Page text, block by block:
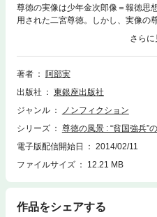
尊徳の実像は少年金次郎像＝報徳思
用された二宮尊徳。しかし、実像の
政家だった。今こそ知りたい尊徳の
著者
阿部実
出版社
東銀座出版社
ジャンル
ノンフィクション
シリーズ
尊徳の風景 : “貧国強兵”
電子版配信開始日
2014/02/11
ファイルサイズ
12.21 MB
作品をシェアする